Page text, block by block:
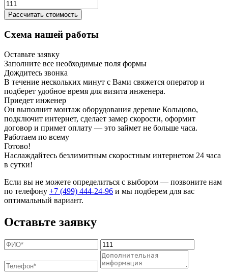
Рассчитать стоимость
Схема нашей работы
Оставьте заявку
Заполните все необходимые поля формы
Дождитесь звонка
В течение нескольких минут с Вами свяжется оператор и
подберет удобное время для визита инженера.
Приедет инженер
Он выполнит монтаж оборудования деревне Кольцово,
подключит интернет, сделает замер скорости, оформит
договор и примет оплату — это займет не больше часа.
Работаем по всему
Готово!
Наслаждайтесь безлимитным скоростным интернетом 24 часа
в сутки!
Если вы не можете определиться с выбором — позвоните нам
по телефону +7 (499) 444-24-96 и мы подберем для вас
оптимальный вариант.
Оставьте заявку